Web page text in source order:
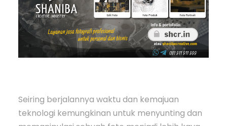
Seiring berjalannya waktu dan kemajuan
teknologi kemungkinan untuk menyunting dan